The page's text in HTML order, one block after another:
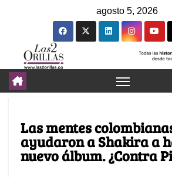
agosto 5, 2026
Las mentes
ayudaron a Shakira a
nuevo álbum. ¿Contra